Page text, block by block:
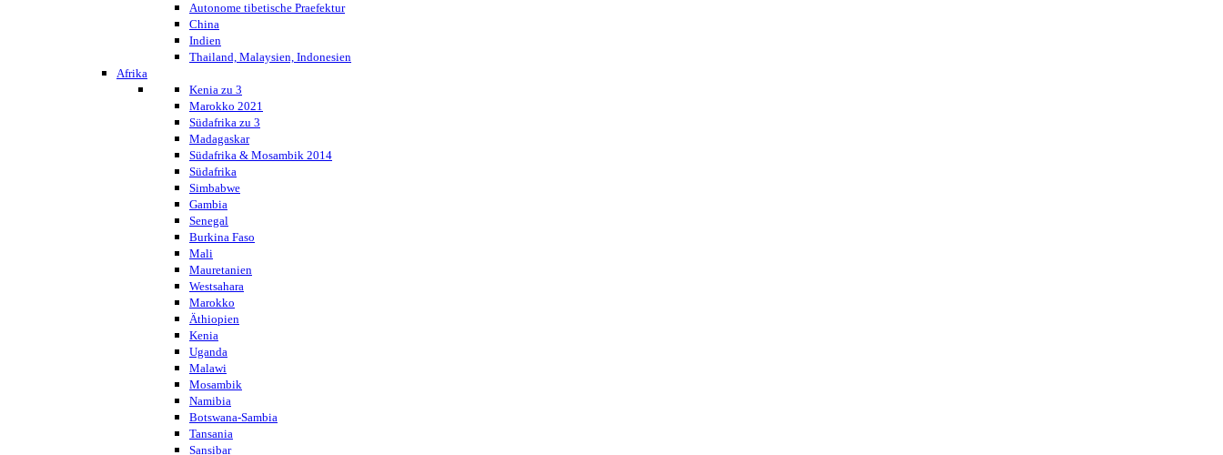
Autonome tibetische Praefektur
China
Indien
Thailand, Malaysien, Indonesien
Afrika
Kenia zu 3
Marokko 2021
Südafrika zu 3
Madagaskar
Südafrika & Mosambik 2014
Südafrika
Simbabwe
Gambia
Senegal
Burkina Faso
Mali
Mauretanien
Westsahara
Marokko
Äthiopien
Kenia
Uganda
Malawi
Mosambik
Namibia
Botswana-Sambia
Tansania
Sansibar